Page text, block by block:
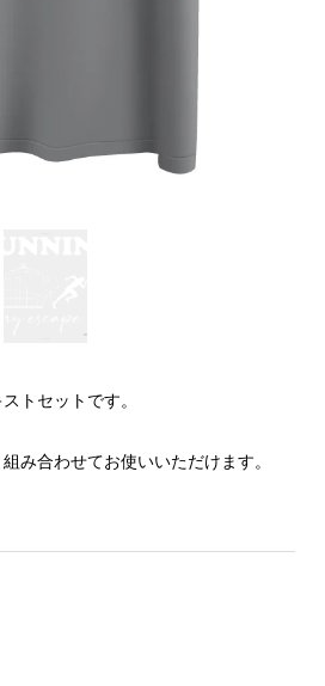
トセットです。
み合わせてお使いいただけます。